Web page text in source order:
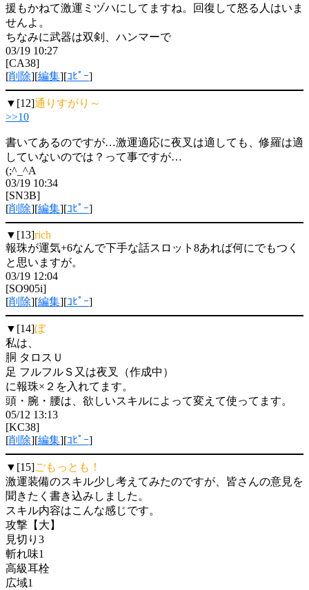
援もかねて激運ミヅハにしてますね。回復して怒る人はいま
せんよ。
ちなみに武器は双剣、ハンマーで
03/19 10:27
[CA38]
[削除][編集][ｺﾋﾟｰ]
▼[12]通りすがり～
>>10
書いてあるのですが…激運適応に夜叉は適しても、修羅は適
していないのでは？って事ですが…
(;^_^A
03/19 10:34
[SN3B]
[削除][編集][ｺﾋﾟｰ]
▼[13]rich
報珠が運気+6なんで下手な話スロット8あれば何にでもつく
と思いますが。
03/19 12:04
[SO905i]
[削除][編集][ｺﾋﾟｰ]
▼[14]ぼ
私は、
胴 タロスＵ
足 フルフルＳ又は夜叉（作成中）
に報珠×２を入れてます。
頭・腕・腰は、欲しいスキルによって変えて使ってます。
05/12 13:13
[KC38]
[削除][編集][ｺﾋﾟｰ]
▼[15]ごもっとも！
激運装備のスキル少し考えてみたのですが、皆さんの意見を
聞きたく書き込みしました。
スキル内容はこんな感じです。
攻撃【大】
見切り3
斬れ味1
高級耳栓
広域1